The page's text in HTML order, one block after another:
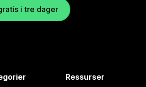
i tre dager
Ressurser